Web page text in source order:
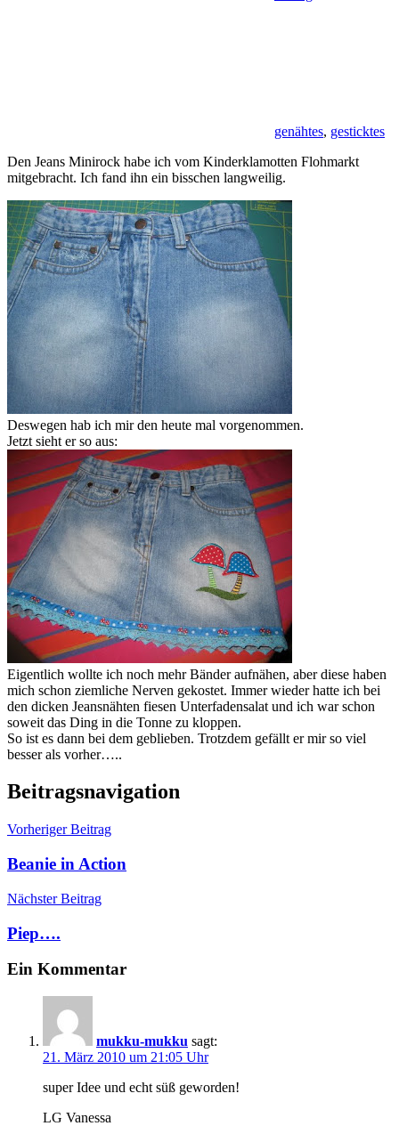
genähtes, gesticktes
Den Jeans Minirock habe ich vom Kinderklamotten Flohmarkt
mitgebracht. Ich fand ihn ein bisschen langweilig.
Deswegen hab ich mir den heute mal vorgenommen.
Jetzt sieht er so aus:
Eigentlich wollte ich noch mehr Bänder aufnähen, aber diese haben
mich schon ziemliche Nerven gekostet. Immer wieder hatte ich bei
den dicken Jeansnähten fiesen Unterfadensalat und ich war schon
soweit das Ding in die Tonne zu kloppen.
So ist es dann bei dem geblieben. Trotzdem gefällt er mir so viel
besser als vorher…..
Beitragsnavigation
Vorheriger Beitrag
Beanie in Action
Nächster Beitrag
Piep….
Ein Kommentar
mukku-mukku sagt:
21. März 2010 um 21:05 Uhr
super Idee und echt süß geworden!
LG Vanessa